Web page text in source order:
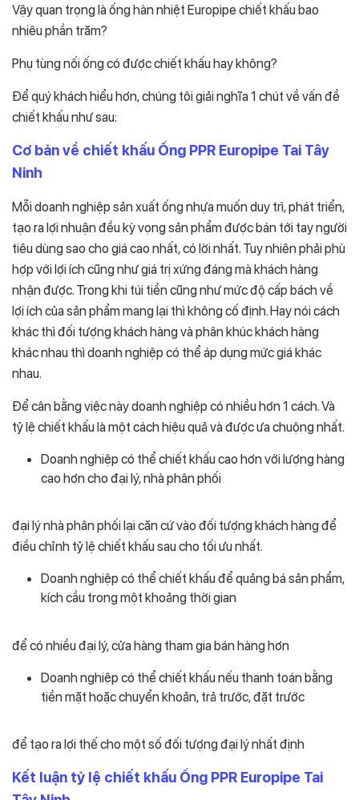
Vậy quan trọng là ống hàn nhiệt Europipe chiết khấu bao
nhiêu phần trăm?
Phụ tùng nối ống có được chiết khấu hay không?
Để quý khách hiểu hơn, chúng tôi giải nghĩa 1 chút về vấn đề
chiết khấu như sau:
Cơ bản về chiết khấu Ống PPR Europipe Tai Tây
Ninh
Mỗi doanh nghiệp sản xuất ống nhựa muốn duy trì, phát triển,
tạo ra lợi nhuận đều kỳ vọng sản phẩm được bán tới tay người
tiêu dùng sao cho giá cao nhất, có lời nhất. Tuy nhiên phải phù
hợp với lợi ích cũng như giá trị xứng đáng mà khách hàng
nhận được. Trong khi túi tiền cũng như mức độ cấp bách về
lợi ích của sản phẩm mang lại thì không cố định. Hay nói cách
khác thì đối tượng khách hàng và phân khúc khách hàng
khác nhau thì doanh nghiệp có thể áp dụng mức giá khác
nhau.
Để cân bằng việc này doanh nghiệp có nhiều hơn 1 cách. Và
tỷ lệ chiết khấu là một cách hiệu quả và được ưa chuộng nhất.
Doanh nghiệp có thể chiết khấu cao hơn với lượng hàng
cao hơn cho đại lý, nhà phân phối
đại lý nhà phân phối lại căn cứ vào đối tượng khách hàng để
điều chỉnh tỷ lệ chiết khấu sau cho tối ưu nhất.
Doanh nghiệp có thể chiết khấu để quảng bá sản phẩm,
kích cầu trong một khoảng thời gian
để có nhiều đại lý, cửa hàng tham gia bán hàng hơn
Doanh nghiệp có thể chiết khấu nếu thanh toán bằng
tiền mặt hoặc chuyển khoản, trả trước, đặt trước
để tạo ra lợi thế cho một số đối tượng đại lý nhất định
Kết luận tỷ lệ chiết khấu Ống PPR Europipe Tai